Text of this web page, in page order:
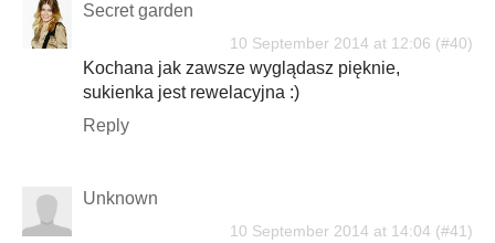
Secret garden
10 September 2014 at 12:06
Kochana jak zawsze wyglądasz pięknie,
sukienka jest rewelacyjna :)
Reply
Unknown
10 September 2014 at 14:04